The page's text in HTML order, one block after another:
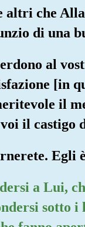
altri che
di una
al
[in
il
il castigo
Egli
a Lui,
sotto